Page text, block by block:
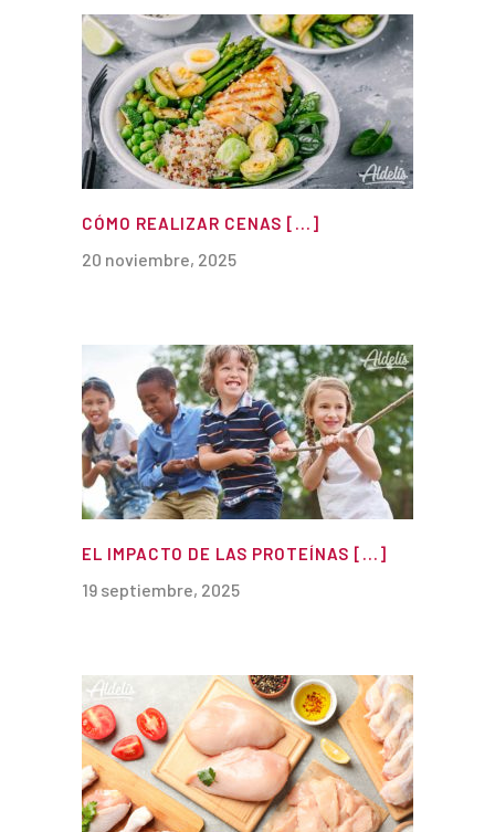
CÓMO REALIZAR CENAS [...]
20 noviembre, 2025
EL IMPACTO DE LAS PROTEÍNAS [...]
19 septiembre, 2025